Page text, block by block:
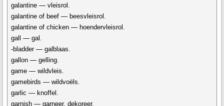
galantine — vleisrol.
galantine of beef — beesvleisrol.
galantine of chicken — hoendervleisrol.
gall — gal.
-bladder — galblaas.
gallon — gelling.
game — wildvleis.
gamebirds — wildvoëls.
garlic — knoffel.
garnish — garneer, dekoreer.